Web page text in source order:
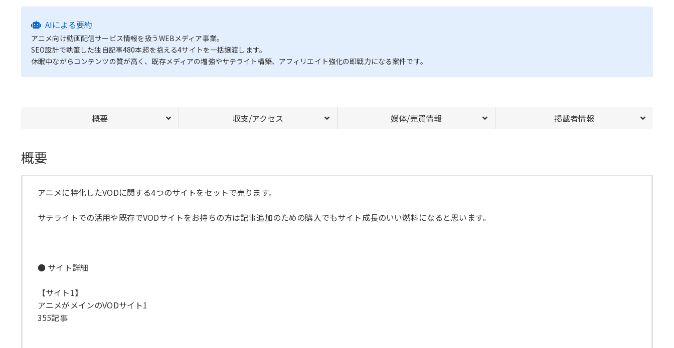
AIによる要約
アニメ向け動画配信サービス情報を扱うWEBメディア事業。
SEO設計で執筆した独自記事480本超を抱える4サイトを一括譲渡します。
休眠中ながらコンテンツの質が高く、既存メディアの増強やサテライト構築、アフィリエイト強化の即戦力になる案件です。
概要 収支/アクセス 媒体/売買情報 掲載者情報
概要
アニメに特化したVODに関する4つのサイトをセットで売ります。
サテライトでの活用や既存でVODサイトをお持ちの方は記事追加のための購入でもサイト成長のいい燃料になると思います。
● サイト詳細
【サイト1】
アニメがメインのVODサイト1
355記事